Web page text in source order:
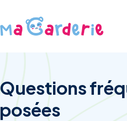
Questions
posées